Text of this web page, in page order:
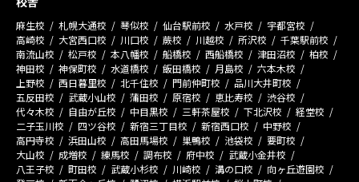
麻生校 札幌大通校 琴似校 仙台駅前校 水戸校
宇都宮校
高崎校
大宮西口校 川口校 蕨校 川越校 所沢校
千葉駅前校
南流山校
松戸校 本八幡校 船橋校 西船橋校 津田沼校
柏校
神田校
神保町校 水道橋校 飯田橋校 月島校
六本木校
上野校
西日暮里校 北千住校 門前仲町校
品川大井町校
五反田校
武蔵小山校 蒲田校 原宿校 恵比寿校
渋谷校
代々木校
自由が丘校 中目黒校 三軒茶屋校 下北沢校
経堂校
二子玉川校
四ツ谷校 新宿三丁目校 新宿西口校
中野校
高円寺校
浜田山校 高田馬場校 巣鴨校 池袋校
要町校
大山校
成増校 練馬校 調布校 府中校
武蔵小金井校
八王子校
町田校 武蔵小杉校 川崎校 溝の口校
向ヶ丘遊園校